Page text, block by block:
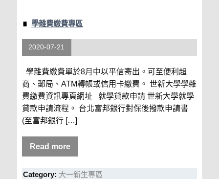
學雜費繳費專區
2020-07-21
學雜費繳費單於8月中以平信寄出。可至便利超
商、郵局、ATM轉帳或信用卡繳費。 世新大學學雜
費繳費資訊專頁網址 就學貸款申請 世新大學就學
貸款申請流程。 台北富邦銀行對保後撥款申請書
(至富邦銀行 […]
Read more
Category: 大一新生專區